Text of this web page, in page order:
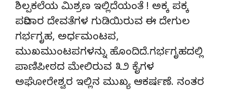
ಶಿಲ್ಪಕಲೆಯ ಮಿಶ್ರಣ ಇಲ್ಲಿದೆಯಂತೆ ! ಅಕ್ಕ ಪಕ್ಕ
ಪರಿವಾರ ದೇವತೆಗಳ ಗುಡಿಯಿರುವ ಈ ದೇಗುಲ
ಗರ್ಭಗೃಹ, ಅರ್ಧಮಂಟಪ,
ಮುಖಮುಂಟಪಗಳನ್ನು ಹೊಂದಿದೆ.ಗರ್ಭಗೃಹದಲ್ಲಿ
ಪಾಣಿಪೀಠದ ಮೇಲಿರುವ ೩೨ ಕೈಗಳ
ಅಘೋರೇಶ್ವರ ಇಲ್ಲಿನ ಮುಖ್ಯ ಆಕರ್ಷಣೆ. ನಂತರ